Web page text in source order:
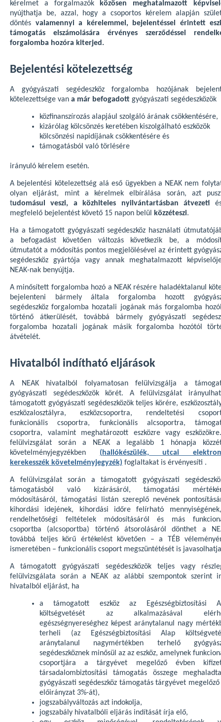
kérelmet a forgalmazók közösen meghatalmazott
nyújthatja be, azzal, hogy a csoportos kérelem alapján
döntés valamennyi a kérelemmel, bejelentéssel érintett
támogatás elszámolására érvényes szerződéssel
forgalomba hozóra kiterjed.
Bejelentési kötelezettség
A gyógyászati segédeszköz forgalomba hozójának
kötelezettsége van a már befogadott gyógyászati segédeszközök
közfinanszírozás alapjául szolgáló árának csökkentésére,
kizárólag kölcsönzés keretében kiszolgálható eszközök
kölcsönzési napidíjának csökkentésére és
támogatásból való törlésére
irányuló kérelem esetén.
A bejelentési kötelezettség alá eső ügyekben a NEAK nem
olyan eljárást, mint a kérelmek elbírálása során, azt
tudomásul veszi, a közhiteles nyilvántartásban átvezeti
megfelelő bejelentést követő 15 napon belül
közzéteszi.
Ha a támogatott gyógyászati segédeszköz használati
a befogadást követően változás következik be, a
útmutatót a módosítás pontos megjelölésével az érintett
segédeszköz gyártója vagy annak meghatalmazott
NEAK-nak benyújtja.
A minősített forgalomba hozó a NEAK részére haladéktalanul
bejelenteni bármely általa forgalomba hozott
segédeszköz forgalomba hozatali jogának más forgalomba
történő átkerülését, továbbá bármely gyógyászati
forgalomba hozatali jogának másik forgalomba hozótól
átvételét.
Hivatalból indítható eljárások
A NEAK hivatalból folyamatosan felülvizsgálja a
gyógyászati segédeszközök körét. A felülvizsgálat
támogatott gyógyászati segédeszközök teljes körére,
eszközalosztályra, eszközcsoportra, rendeltetési
funkcionális csoportra, funkcionális alcsoportra,
csoportra, valamint meghatározott eszközre vagy
felülvizsgálat során a NEAK a legalább 1 hónapja
követelményjegyzékben (hallókészülék, utcai
kerekesszék követelményjegyzék) foglaltakat is érvényesíti .
A felülvizsgálat során a támogatott gyógyászati
támogatásból való kizárásáról, támogatási
módosításáról, támogatási listán szereplő nevének
kihordási idejének, kihordási időre felírható
rendelhetőségi feltételek módosításáról és más
csoportba (alcsoportba) történő átsorolásáról dönthet a
továbbá teljes körű értékelést követően – a TÉB
ismeretében – funkcionális csoport megszüntétését is
A támogatott gyógyászati segédeszközök teljes vagy
felülvizsgálata során a NEAK az alábbi szempontok szerint
hivatalból eljárást, ha
a támogatott eszköz az Egészségbiztosítási
költségvetését az alkalmazásával
egészségnyereséghez képest aránytalanul nagy
terheli (az Egészségbiztosítási Alap
aránytalanul nagymértékben terhelő
segédeszköznek minősül az az eszköz, amelynek
csoportjára a tárgyévet megelőző évben
társadalombiztosítási támogatás összege
gyógyászati segédeszköz támogatás tárgyévet
előirányzat 3%-át),
jogszabályváltozás azt indokolja,
jogszabály hivatalbóli eljárás indítását írja elő,